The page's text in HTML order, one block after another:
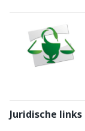
Juridische links